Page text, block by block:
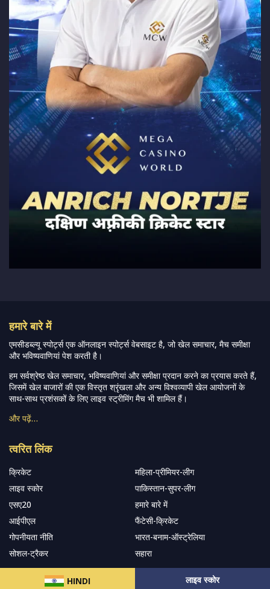
HINDI लाइव स्कोर
हमारे बारे में
एमसीडब्ल्यू स्पोर्ट्स एक ऑनलाइन स्पोर्ट्स वेबसाइट है, जो खेल समाचार, मैच समीक्षा
और भविष्यवाणियां पेश करती है।
हम सर्वश्रेष्ठ खेल समाचार, भविष्यवाणियां और समीक्षा प्रदान करने का प्रयास करते हैं,
जिसमें खेल बाजारों की एक विस्तृत श्रृंखला और अन्य विश्वव्यापी खेल आयोजनों के
साथ-साथ प्रशंसकों के लिए लाइव स्ट्रीमिंग मैच भी शामिल हैं।
और पढ़ें…
त्वरित लिंक
क्रिकेट
महिला-प्रीमियर-लीग
लाइव स्कोर
पाकिस्तान-सुपर-लीग
एसए20
हमारे बारे में
आईपीएल
फैंटेसी-क्रिकेट
गोपनीयता नीति
भारत-बनाम-ऑस्ट्रेलिया
सोशल-ट्रैकर
सहारा
हमारे समाचार पत्र के सदस्य बनें